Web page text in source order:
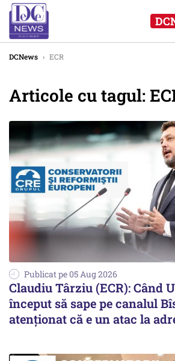
DCNews › ECR
Articole cu tagul:
Publicat pe 05 Aug 2026
Claudiu Târziu (ECR): Când
început să sape pe canalul
atenționat că e un atac la